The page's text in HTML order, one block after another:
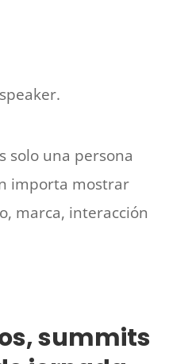
solo una persona
importa mostrar
marca, interacción
summits